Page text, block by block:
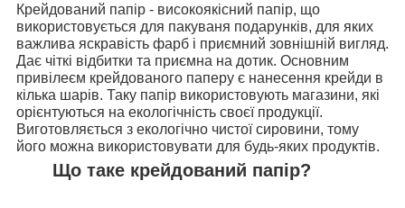
Що таке крейдований папір?
Крейдований папір - високоякісний папір, що
використовується для пакуваня подарунків, для яких
важлива яскравість фарб і приємний зовнішній вигляд.
Дає чіткі відбитки та приємна на дотик. Основним
привілеєм крейдованого паперу є нанесення крейди в
кілька шарів. Таку папір використовують магазини, які
орієнтуються на екологічність своєї продукції.
Виготовляється з екологічно чистої сировини, тому
його можна використовувати для будь-яких продуктів.